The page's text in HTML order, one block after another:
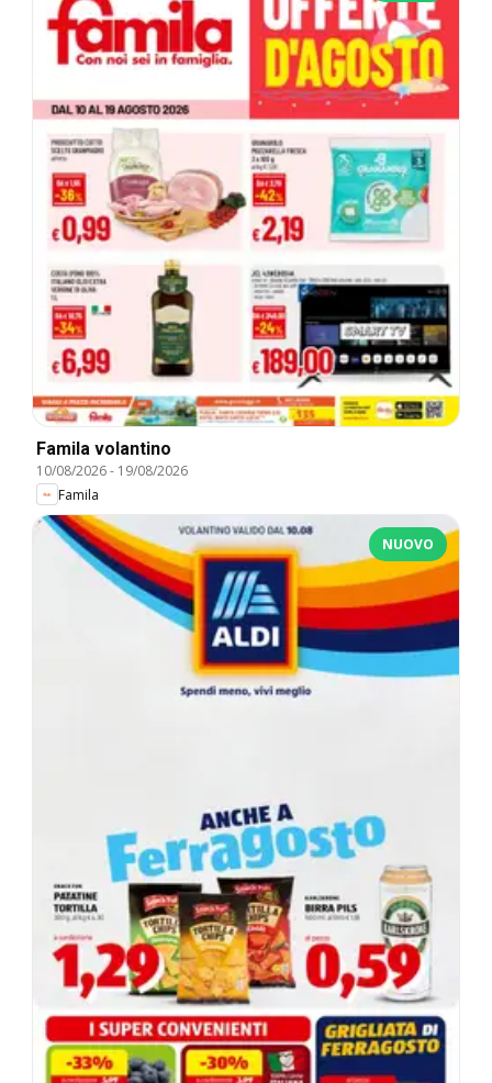
Famila volantino
10/08/2026- 19/08/2026
Famila
NUOVO